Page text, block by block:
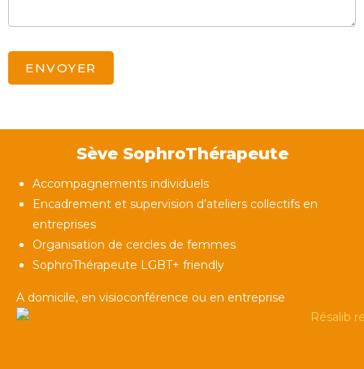
ENVOYER
Sève SophroThérapeute
Accompagnements individuels
Encadrement et supervision d’ateliers collectifs en
entreprises
Organisation de cercles de femmes
SophroThérapeute LGBT+ friendly
A domicile, en visioconférence ou en entreprise